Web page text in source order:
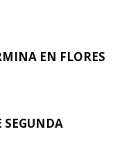
EN FLORES
SEGUNDA